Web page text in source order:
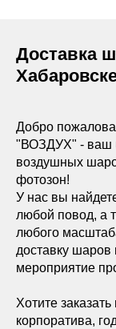
Доставка
Добро
"ВОЗДУХ" - ваш
воздушных
фотозон!
У нас вы
любой повод, а
любого
доставку
мероприятие
Хотите
корпоратива,